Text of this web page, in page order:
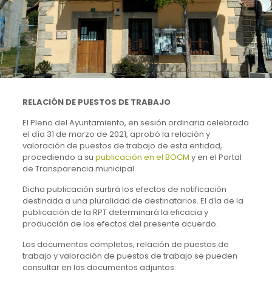
RELACIÓN DE PUESTOS DE TRABAJO
El Pleno del Ayuntamiento, en sesión ordinaria celebrada
el día 31 de marzo de 2021, aprobó la relación y
valoración de puestos de trabajo de esta entidad,
procediendo a su publicación en el BOCM y en el Portal
de Transparencia municipal.
Dicha publicación surtirá los efectos de notificación
destinada a una pluralidad de destinatarios. El día de la
publicación de la RPT determinará la eficacia y
producción de los efectos del presente acuerdo.
Los documentos completos, relación de puestos de
trabajo y valoración de puestos de trabajo se pueden
consultar en los documentos adjuntos: